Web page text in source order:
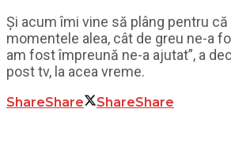
Şi acum îmi vine să plâng pentru
momentele alea, cât de greu ne-a
am fost împreună ne-a ajutat”, a
post tv, la acea vreme.
ShareShare ShareShare